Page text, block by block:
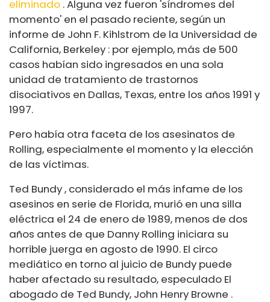
eliminado . Alguna vez fueron 'síndromes del
momento' en el pasado reciente, según un
informe de John F. Kihlstrom de la Universidad de
California, Berkeley : por ejemplo, más de 500
casos habían sido ingresados ​​en una sola
unidad de tratamiento de trastornos
disociativos en Dallas, Texas, entre los años 1991 y
1997.
Pero había otra faceta de los asesinatos de
Rolling, especialmente el momento y la elección
de las víctimas.
Ted Bundy , considerado el más infame de los
asesinos en serie de Florida, murió en una silla
eléctrica el 24 de enero de 1989, menos de dos
años antes de que Danny Rolling iniciara su
horrible juerga en agosto de 1990. El circo
mediático en torno al juicio de Bundy puede
haber afectado su resultado, especulado El
abogado de Ted Bundy, John Henry Browne .